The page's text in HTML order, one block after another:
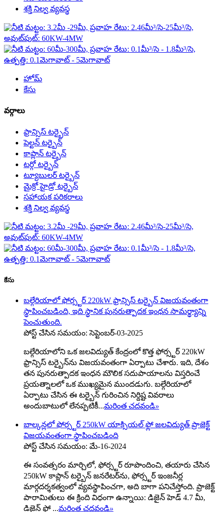
శక్తి నిల్వ వ్యవస్థ
హోమ్
కేసు
వర్గాలు
ఫ్రాన్సిస్ టర్బైన్
పెల్టన్ టర్బైన్
కాప్లాన్ టర్బైన్
టర్గో టర్బైన్
ట్యూబులర్ టర్బైన్
మైక్రో హైడ్రో టర్బైన్
సహాయక పరికరాలు
శక్తి నిల్వ వ్యవస్థ
కేసు
బల్గేరియాలో ఫోర్స్టర్ 220kW ఫ్రాన్సిస్ టర్బైన్ విజయవంతంగా
స్థాపించబడింది, ఇది స్థానిక పునరుత్పాదక ఇంధన సామర్థ్యాన్ని
పెంచుతుంది.
పోస్ట్ చేసిన సమయం: సెప్టెంబర్-03-2025
బల్గేరియాలోని ఒక జలవిద్యుత్ కేంద్రంలో కొత్త ఫోర్స్టర్ 220kW
ఫ్రాన్సిస్ టర్బైన్‌ను విజయవంతంగా ఏర్పాటు చేశారు. ఇది, దేశం
తన పునరుత్పాదక ఇంధన మౌలిక సదుపాయాలను విస్తరించే
ప్రయత్నాలలో ఒక ముఖ్యమైన ముందడుగు. బల్గేరియాలో
ఏర్పాటు చేసిన ఈ టర్బైన్ గురించిన నిర్దిష్ట వివరాలు
అందుబాటులో లేనప్పటికీ...మరింత చదవండి»
బాల్కన్లలో ఫోర్స్టర్ 250kW యాక్సియల్ ఫ్లో జలవిద్యుత్ ప్రాజెక్ట్
విజయవంతంగా స్థాపించబడింది
పోస్ట్ చేసిన సమయం: మే-16-2024
ఈ సంవత్సరం మార్చిలో, ఫోర్స్టర్ రూపొందించి, తయారు చేసిన
250kW కాప్లాన్ టర్బైన్ జనరేటర్‌ను, ఫోర్స్టర్ ఇంజనీర్ల
మార్గదర్శకత్వంలో వ్యవస్థాపించగా, అది బాగా పనిచేస్తోంది. ప్రాజెక్ట్
పారామితులు ఈ క్రింది విధంగా ఉన్నాయి: డిజైన్ హెడ్ 4.7 మీ,
డిజైన్ ఫ్లో ...మరింత చదవండి»